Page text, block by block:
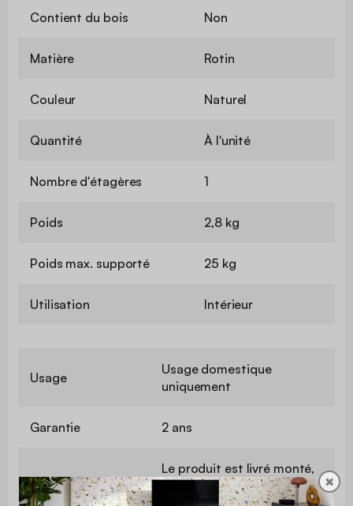
Contient du bois Non
Matière Rotin
Couleur Naturel
Quantité À l'unité
Nombre d'étagères 1
Poids 2,8 kg
Poids max. supporté 25 kg
Utilisation Intérieur
Usage
Usage domestique
uniquement
Garantie 2 ans
Montage
Le produit est livré monté,
dans son emballage
d'origine
✖